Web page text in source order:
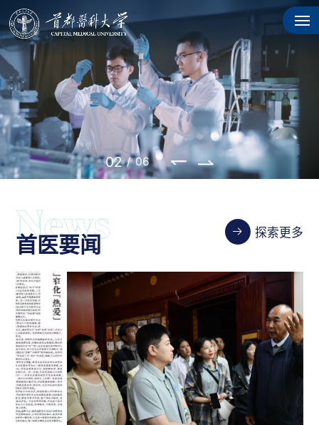
02 / 06
首医要闻 探索更多